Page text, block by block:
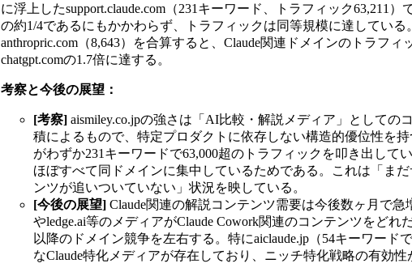
に浮上したsupport.claude.com（231キーワード、トラフィック63,211）
の約1/4であるにもかかわらず、トラフィックは同等規模に達している
anthropric.com（8,643）を合算すると、Claude関連ドメインのトラフィ
chatgpt.comの1.7倍に達する。
考察と今後の展望：
[考察] aismiley.co.jpの強さは「AI比較・解説メディア」としての
積によるもので、特定プロダクトに依存しない構造的優位性を持
がわずか231キーワードで63,000超のトラフィックを叩き出して
ほぼすべて同ドメインに集中しているためである。これは「ま
ンツが追いついていない」状況を映している。
[今後の展望] Claude関連の解説コンテンツ需要は今後数ヶ月で急
やledge.ai等のメディアがClaude Cowork関連のコンテンツをどれ
以降のドメイン競争を左右する。特にaiclaude.jp（54キーワード
なClaude特化メディアが存在しており、ニッチ特化戦略の有効性